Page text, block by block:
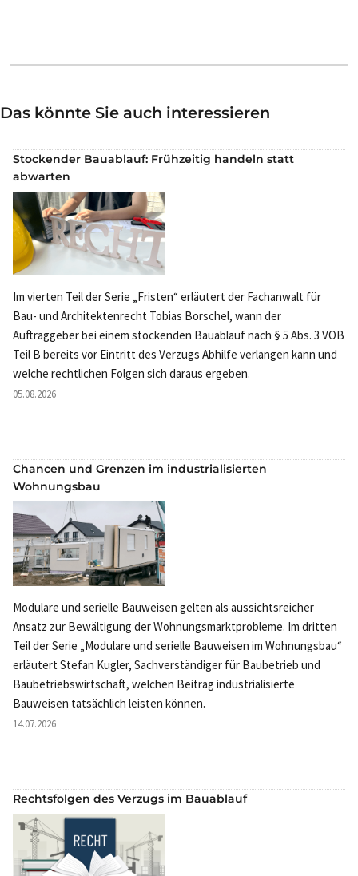
Das könnte Sie auch interessieren
Stockender Bauablauf: Frühzeitig handeln statt
abwarten
Im vierten Teil der Serie „Fristen“ erläutert der Fachanwalt für
Bau- und Architektenrecht Tobias Borschel, wann der
Auftraggeber bei einem stockenden Bauablauf nach § 5 Abs. 3 VOB
Teil B bereits vor Eintritt des Verzugs Abhilfe verlangen kann und
welche rechtlichen Folgen sich daraus ergeben.
05.08.2026
Chancen und Grenzen im industrialisierten
Wohnungsbau
Modulare und serielle Bauweisen gelten als aussichtsreicher
Ansatz zur Bewältigung der Wohnungsmarktprobleme. Im dritten
Teil der Serie „Modulare und serielle Bauweisen im Wohnungsbau“
erläutert Stefan Kugler, Sachverständiger für Baubetrieb und
Baubetriebswirtschaft, welchen Beitrag industrialisierte
Bauweisen tatsächlich leisten können.
14.07.2026
Rechtsfolgen des Verzugs im Bauablauf